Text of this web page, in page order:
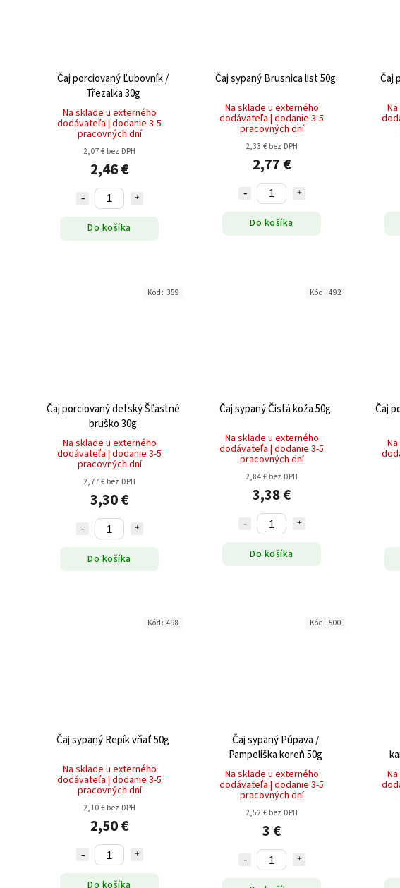
Čaj porciovaný Ľubovník /
Třezalka 30g
Na sklade u externého
dodávateľa | dodanie 3-5
pracovných dní
2,07 € bez DPH
2,46 €
Do košíka
Čaj sypaný Brusnica list 50g
Na sklade u externého
dodávateľa | dodanie 3-5
pracovných dní
2,33 € bez DPH
2,77 €
Do košíka
Čaj
Čaj porciovaný detský Šťastné
bruško 30g
Na sklade u externého
dodávateľa | dodanie 3-5
pracovných dní
2,77 € bez DPH
3,30 €
Do košíka
Kód: 359
Čaj sypaný Čistá koža 50g
Na sklade u externého
dodávateľa | dodanie 3-5
pracovných dní
2,84 € bez DPH
3,38 €
Do košíka
Kód: 492
Čaj
Čaj sypaný Repík vňať 50g
Na sklade u externého
dodávateľa | dodanie 3-5
pracovných dní
2,10 € bez DPH
2,50 €
Do košíka
Kód: 498
Čaj sypaný Púpava /
Pampeliška koreň 50g
Na sklade u externého
dodávateľa | dodanie 3-5
pracovných dní
2,52 € bez DPH
3 €
Kód: 500